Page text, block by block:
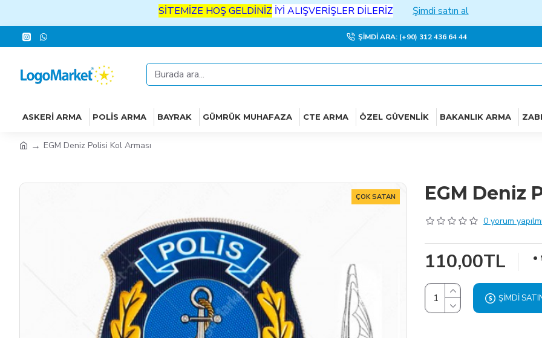
SİTEMİZEHOŞ GELDİNİZİYİALIŞVERİŞLER DİLERİZ Şimdi satın al
ŞIMDI ARA: (+90) 312 436 64 44
ASKERI ARMA POLIS ARMA BAYRAK GÜMRÜK MUHAFAZA CTE ARMA ÖZEL GÜVENLIK BAKANLIK ARMA
EGM Deniz Polisi Kol Arması
ÇOK SATAN EGM Deniz
0 yorum
110,00TL
ŞIMDI